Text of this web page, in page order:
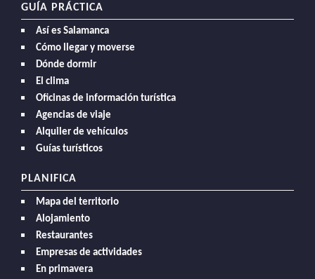
GUÍA PRÁCTICA
Así es Salamanca
Cómo llegar y moverse
Dónde dormir
El clima
Oficinas de información turística
Agencias de viaje
Alquiler de vehículos
Guías turísticos
PLANIFICA
Mapa del territorio
Alojamiento
Restaurantes
Empresas de actividades
En primavera